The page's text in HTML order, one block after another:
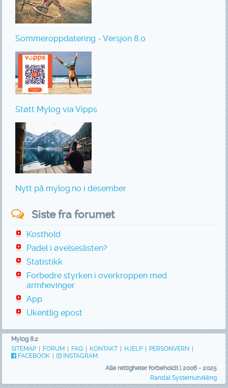
Sommeroppdatering - Versjon 8.0
Støtt Mylog via Vipps
Nytt på mylog.no i desember
Siste fra forumet
Kosthold
Padel i øvelseslisten?
Statistikk
Forbedre styrken i overkroppen med
armhevinger
App
Ukentlig epost
Mylog 8.2
SITEMAP
FORUM FAQ KONTAKT HJELP PERSONVERN
FACEBOOK
INSTAGRAM
Alle rettigheter forbeholdt | 2006 - 2025
Randal Systemutvikling